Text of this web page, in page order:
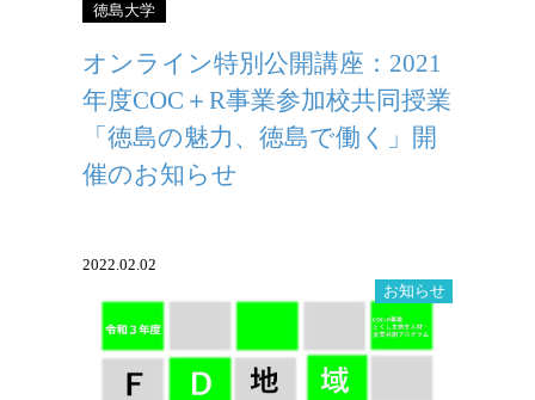
徳島大学
オンライン特別公開講座：2021
年度COC＋R事業参加校共同授業
「徳島の魅力、徳島で働く」開
催のお知らせ
2022.02.02
お知らせ